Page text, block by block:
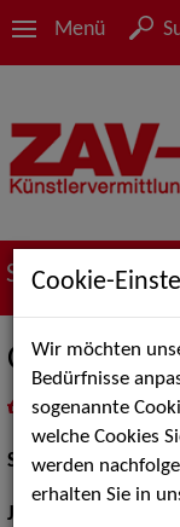
Menü
Suche nach
Camilla
inMeine
Schauspiel:Figur /
Jahrgang:
Cookie-
Wir möchten
Bedürfnisse
sogenannte
welche Cookies
werden
erhalten Sie in